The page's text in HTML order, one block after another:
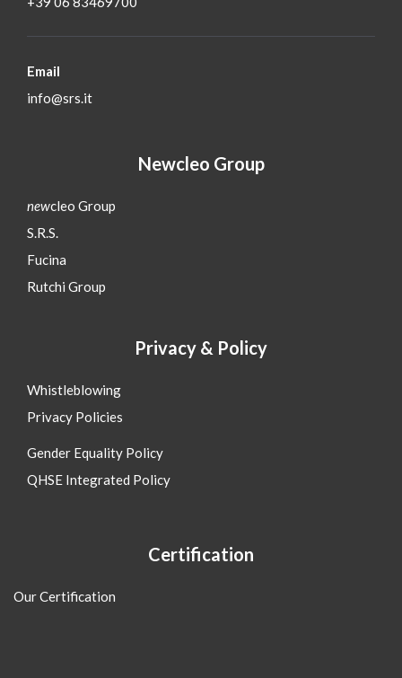
Email
info@srs.it
Newcleo Group
newcleo Group
S.R.S.
Fucina
Rutchi Group
Privacy & Policy
Whistleblowing
Privacy Policies
Gender Equality Policy
QHSE Integrated Policy
Certification
Our Certification